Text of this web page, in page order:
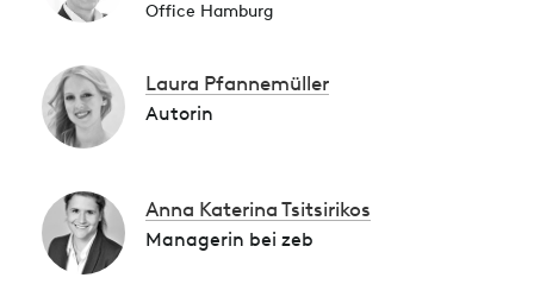
Office Hamburg
Laura Pfannemüller
Autorin
Anna Katerina Tsitsirikos
Managerin bei zeb